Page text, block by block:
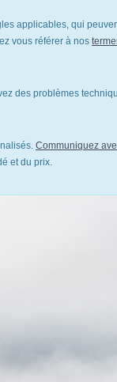
applicables, qui
vous référer à nos
des problèmes
Communiquez
et du prix.